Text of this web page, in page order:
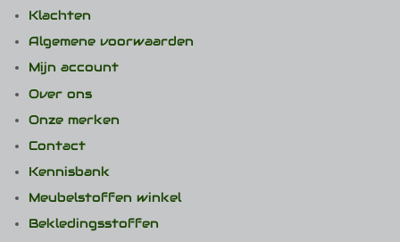
Klachten
Algemene voorwaarden
Mijn account
Over ons
Onze merken
Contact
Kennisbank
Meubelstoffen winkel
Bekledingsstoffen